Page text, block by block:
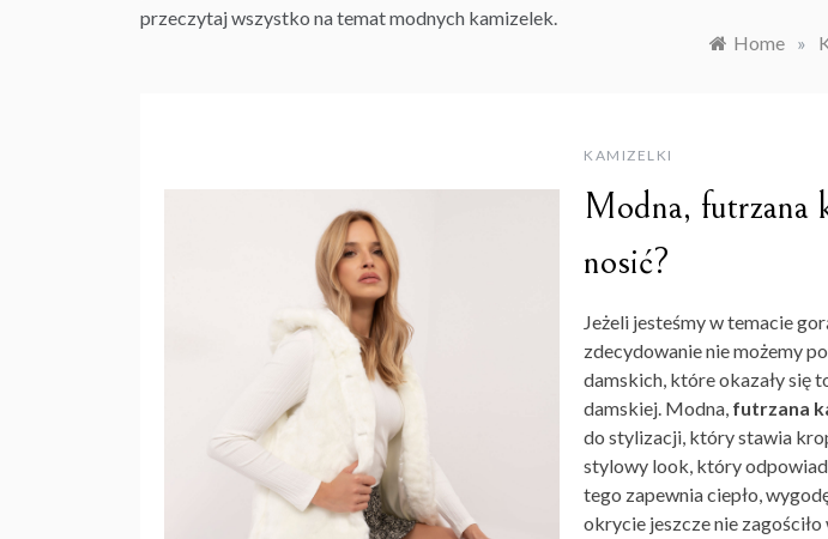
przeczytaj wszystko na temat modnych kamizelek.
Home »
KAMIZELKI
Modna, futrzana
nosić?
Jeżeli jesteśmy w temacie
zdecydowanie nie możemy
damskich, które okazały się
damskiej. Modna, futrzana
do stylizacji, który stawia
stylowy look, który
tego zapewnia ciepło,
okrycie jeszcze nie